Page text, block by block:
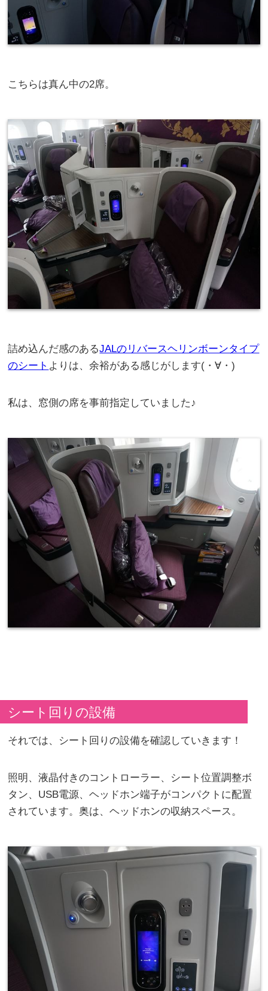
こちらは真ん中の2席。
詰め込んだ感のあるJALのリバースヘリンボーンタイプ
のシート よりは、余裕がある感じがします(・∀・)
私は、窓側の席を事前指定していました♪
シート回りの設備
それでは、シート回りの設備を確認していきます！
照明、液晶付きのコントローラー、シート位置調整ボ
タン、USB電源、ヘッドホン端子がコンパクトに配置
されています。奥は、ヘッドホンの収納スペース。